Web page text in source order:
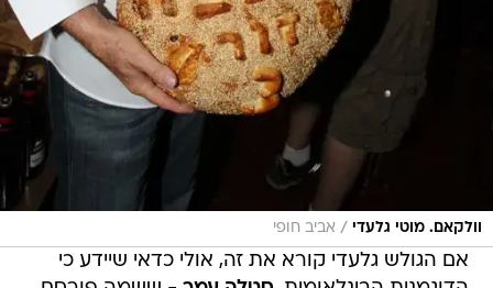
וולקאם. מוטי גלעדי / אביב חופי
אם הגולש גלעדי קורא את זה, אולי כדאי שיידע כי